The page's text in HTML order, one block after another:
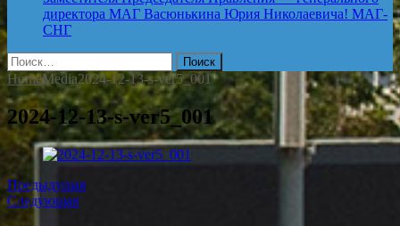
директора МАГ Васюнькина Юрия Николаевича! МАГ-
СНГ
Найти:
HomeMedia2024-12-13-s-ver5_001
2024-12-13-s-ver5_001
Предыдущая
Следующая